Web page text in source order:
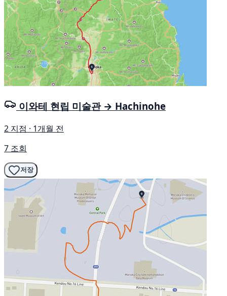
이와테 현립 미술관 → Hachinohe
2 지점 · 1개월 전
7 조회
저장